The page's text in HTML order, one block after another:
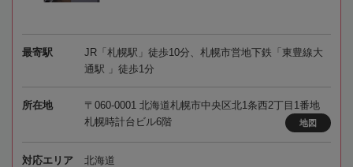
最寄駅
JR「札幌駅」徒歩10分、札幌市営地下鉄「東豊線大
通駅 」徒歩1分
所在地
〒060-0001 北海道札幌市中央区北1条西2丁目1番地
札幌時計台ビル6階
地図
対応エリア 北海道